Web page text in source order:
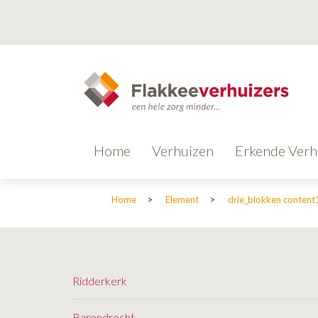
Home Verhuizen Erkende
Home > Element > drie_blokken
Ridderkerk